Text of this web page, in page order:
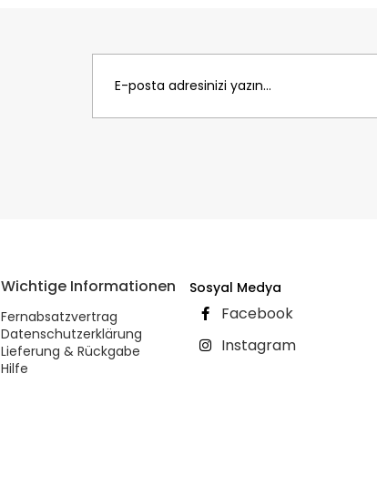
Wichtige Informationen
Fernabsatzvertrag
Datenschutzerklärung
Lieferung & Rückgabe
Hilfe
Sosyal Medya
Facebook
Instagram